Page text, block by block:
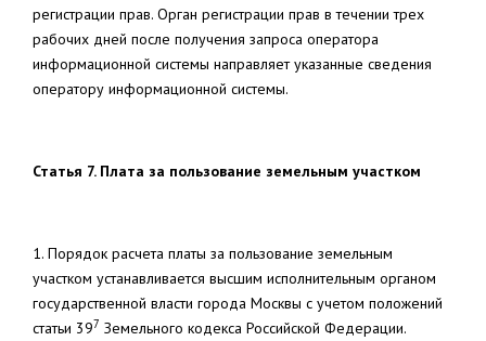
регистрации прав. Орган регистрации прав в течении трех
рабочих дней после получения запроса оператора
информационной системы направляет указанные сведения
оператору информационной системы.
Статья 7. Плата за пользование земельным участком
1. Порядок расчета платы за пользование земельным
участком устанавливается высшим исполнительным органом
государственной власти города Москвы с учетом положений
статьи 397 Земельного кодекса Российской Федерации.